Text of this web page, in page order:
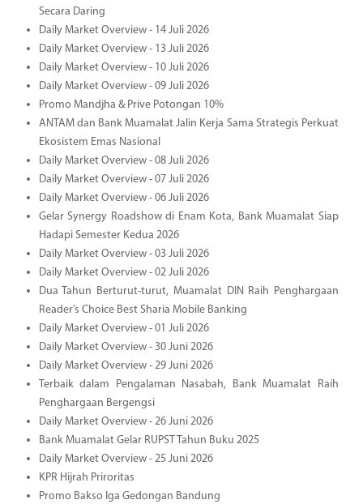
Secara Daring
Daily Market Overview - 14 Juli 2026
Daily Market Overview - 13 Juli 2026
Daily Market Overview - 10 Juli 2026
Daily Market Overview - 09 Juli 2026
Promo Mandjha & Prive Potongan 10%
ANTAM dan Bank Muamalat Jalin Kerja Sama Strategis Perkuat
Ekosistem Emas Nasional
Daily Market Overview - 08 Juli 2026
Daily Market Overview - 07 Juli 2026
Daily Market Overview - 06 Juli 2026
Gelar Synergy Roadshow di Enam Kota, Bank Muamalat Siap
Hadapi Semester Kedua 2026
Daily Market Overview - 03 Juli 2026
Daily Market Overview - 02 Juli 2026
Dua Tahun Berturut-turut, Muamalat DIN Raih Penghargaan
Reader’s Choice Best Sharia Mobile Banking
Daily Market Overview - 01 Juli 2026
Daily Market Overview - 30 Juni 2026
Daily Market Overview - 29 Juni 2026
Terbaik dalam Pengalaman Nasabah, Bank Muamalat Raih
Penghargaan Bergengsi
Daily Market Overview - 26 Juni 2026
Bank Muamalat Gelar RUPST Tahun Buku 2025
Daily Market Overview - 25 Juni 2026
KPR Hijrah Priroritas
Promo Bakso Iga Gedongan Bandung